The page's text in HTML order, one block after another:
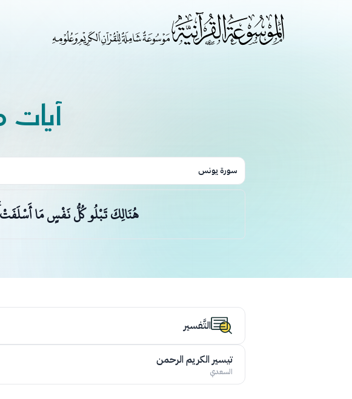
آيات
سورة يونس
هُنَالِكَ تَبْلُو كُلُّ نَفْسٍ مَا أَسْلَفَتْ
التَّفسير
تيسير الكريم الرحمن
السعدي